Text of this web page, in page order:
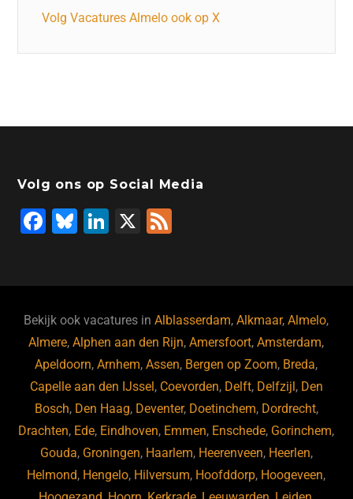
Volg Vacatures Almelo ook op X
Volg ons op Social Media
F
b
o
o
k
Bl
ky
Li
dI
n
X
Bekijk ook vacatures inAlblasserdam,Alkmaar,Almelo,
Almere,Alphen aan den Rijn,Amersfoort,Amsterdam,
Apeldoorn,Arnhem,Assen, Bergen op Zoom, Breda,
Capelle aan den IJssel, Coevorden, Delft, Delfzijl, Den
Bosch, Den Haag, Deventer, Doetinchem, Dordrecht,
Drachten, Ede, Eindhoven, Emmen, Enschede, Gorinchem,
Gouda, Groningen, Haarlem, Heerenveen, Heerlen,
Helmond, Hengelo, Hilversum, Hoofddorp, Hoogeveen,